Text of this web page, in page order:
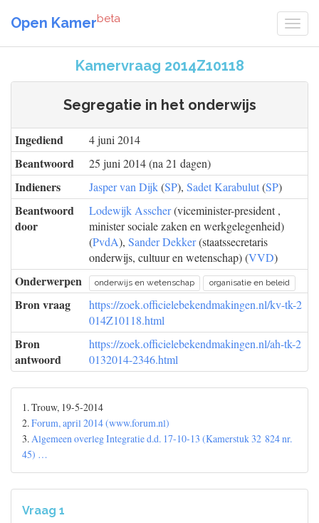
Open Kamerbeta
Kamervraag 2014Z10118
Segregatie in het onderwijs
Ingediend 4 juni 2014
Beantwoord 25 juni 2014 (na 21 dagen)
Indieners Jasper van Dijk(SP), Sadet Karabulut(SP)
Beantwoord
door
Lodewijk Asscher(viceminister-president ,
minister sociale zaken en werkgelegenheid)
(PvdA), Sander Dekker(staatssecretaris
onderwijs, cultuur en wetenschap) (VVD)
Onderwerpen onderwijs en wetenschap organisatie en beleid
Bron vraag
https://zoek.officielebekendmakingen.nl/kv-tk-2
014Z10118.html
Bron
antwoord
https://zoek.officielebekendmakingen.nl/ah-tk-2
0132014-2346.html
1. Trouw, 19-5-2014
2.Forum, april 2014 (www.forum.nl)
3.Algemeen overleg Integratie d.d. 17-10-13 (Kamerstuk 32 824 nr.
45) …
Vraag 1